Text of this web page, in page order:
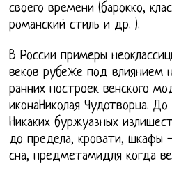
своего времени (барокко,
романский стиль и др. ).
В России примеры
веков рубеже под влиянием
ранних построек венского
иконаНиколая Чудотворца. До
Никаких буржуазных
до предела, кровати, шкафы
сна, предметамидля когда